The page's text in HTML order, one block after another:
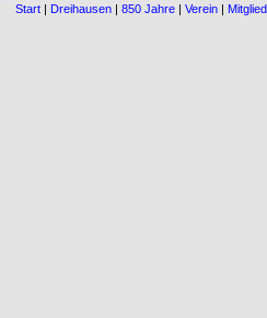
Start| Dreihausen| 850 Jahre| Verein| Mitglied